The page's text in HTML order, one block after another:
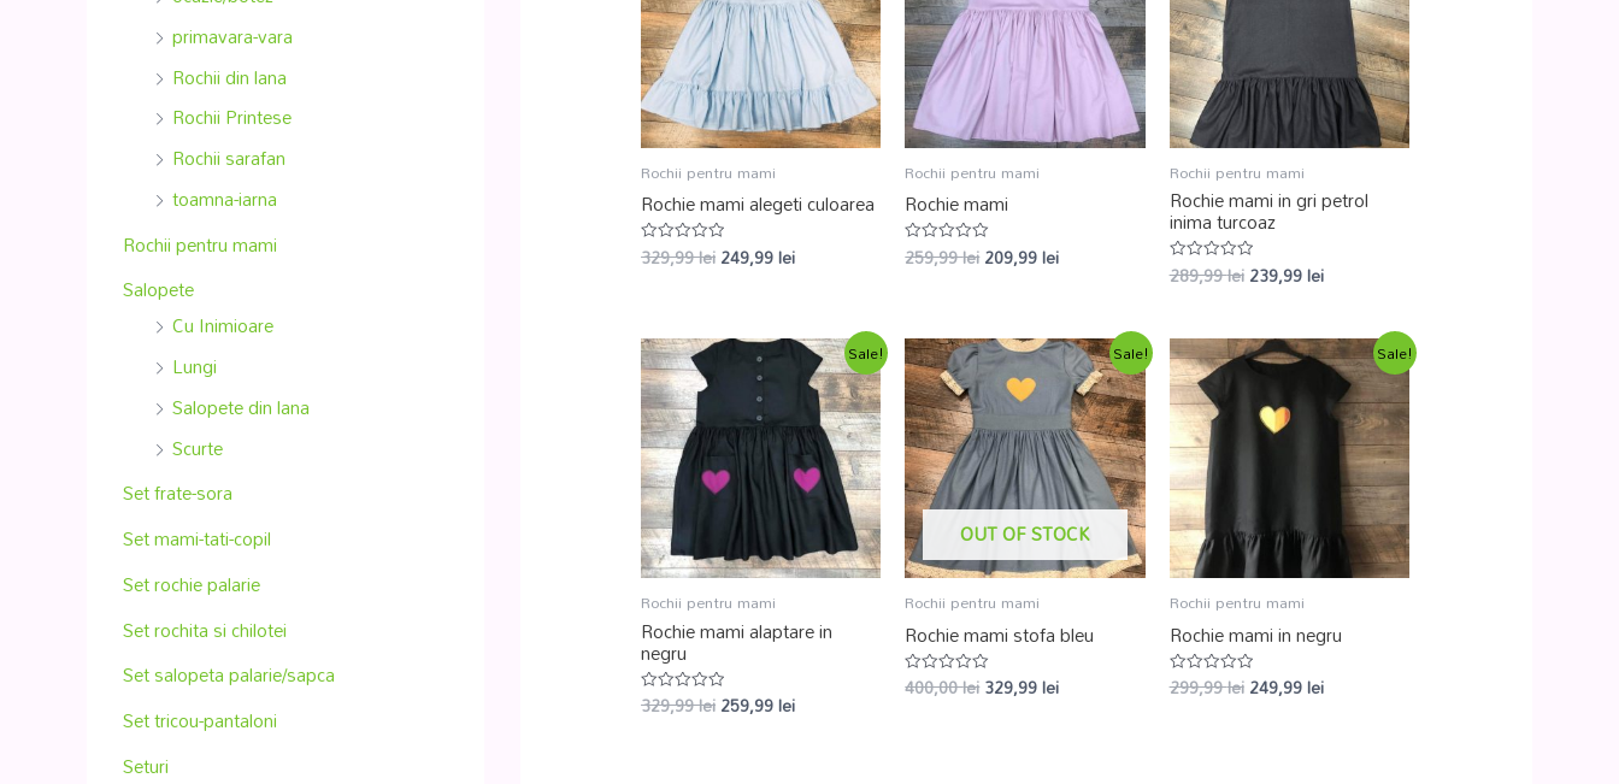
primavara-vara
Rochii din lana
Rochii Printese
Rochii sarafan
toamna-iarna
Rochii pentru mami
Salopete
Cu Inimioare
Lungi
Salopete din lana
Scurte
Set frate-sora
Set mami-tati-copil
Set rochie palarie
Set rochita si chilotei
Set salopeta palarie/sapca
Set tricou-pantaloni
Seturi
Rochii pentru mami
Rochie mami alegeti culoarea
Evaluat
la
329,99lei249,99lei
Rochii pentru mami
Rochie mami
Evaluat
la
259,99lei209,99lei
Rochii pentru mami
Rochie mami in gri petrol
inima turcoaz
Evaluat
la
289,99lei 239,99lei
Sale!
Rochii pentru mami
Rochie mami alaptare in
negru
Evaluat
la
329,99lei259,99lei
Sale!
OUT OF STOCK
Rochii pentru mami
Rochie mami stofa bleu
Evaluat
la
400,00lei329,99lei
Sale!
Rochii pentru mami
Rochie mami in negru
Evaluat
la
299,99lei 249,99lei